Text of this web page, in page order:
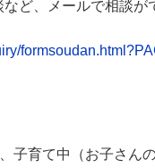
ど、メールで相談が
子育て中（お子さん